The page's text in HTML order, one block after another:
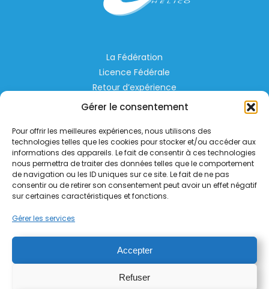
Gérer le consentement
Pour offrir les meilleures expériences, nous utilisons des
technologies telles que les cookies pour stocker et/ou accéder aux
informations des appareils. Le fait de consentir à ces technologies
nous permettra de traiter des données telles que le comportement
de navigation ou les ID uniques sur ce site. Le fait de ne pas
consentir ou de retirer son consentement peut avoir un effet négatif
sur certaines caractéristiques et fonctions.
Gérer les services
Accepter
Refuser
La Fédération
Licence Fédérale
Retour d’expérience
Espace Privé
Liens Utiles
Aérodrome de Lognes Emerainville
77185 LOGNES
contact@helico.org